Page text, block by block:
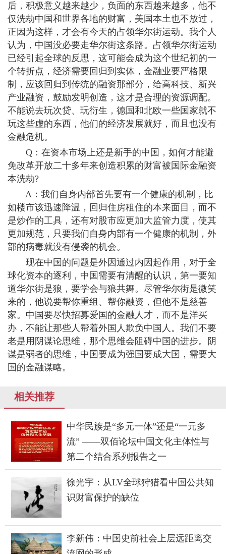
后，积极意义越来越少，负面的东西越来越多，他不
仅洗劫中国和世界各地的财富，美国本土也不放过，
正因为这样，才会有今天的占领华尔街运动。我个人
认为，中国没必要走华尔街这条路。占领华尔街运动
已经引起全球的反思，这可能会成为这个世纪初的一
个转折点，经济需要回归到实体，金融业要严格限
制，应该回归到传统的融资那部分，给高科技、新兴
产业融资，鼓励发明创造，这才是合理的资源调配。
不能说去玩次贷、玩衍生，德国和北欧一些国家就不
玩这些虚的东西，他们的经济发展就好，而且也没有
金融危机。
Q：在资本市场上还是新手的中国，如何才能避
免改革开放二十多年来创造积累的财富被国际金融资
本洗劫?
A：我们自身内部首先要有一个健康的机制，比
如楼市该迅速降温，回归住房租住的本来面目，而不
是炒作的工具，还有对股市应更加大监管力度，使其
更加规范，只要我们自身内部有一个健康的机制，外
部的病毒就没有侵袭的机会。
现在中国的问题是外因通过内因起作用，对于全
球化资本的逐利，中国需要有清醒的认识，第一要知
道华尔街是狼，要学会与狼共舞。尽管华尔街是微笑
来的，他说要帮你重组、帮你融资，但他不是慈善
家。中国要尽快招募爱国的金融人才，而不是洋买
办，不能让那些人帮着外国人欺负中国人。我们不要
老是用阴谋论思维，那个思维会阻碍中国的进步。阴
谋是弱者的思维，中国要成为强国要成大国，需要大
国的金融谋略。
相关推荐
中华民族是“多元一体”还是“一元多
流” ——双佰论坛中国文化主体性与
第二个结合系列报告之一
徐光宇：从LV全球狩猎看中国公共知
识财富保护的缺位
李新伟：中国史前社会上层远距离交